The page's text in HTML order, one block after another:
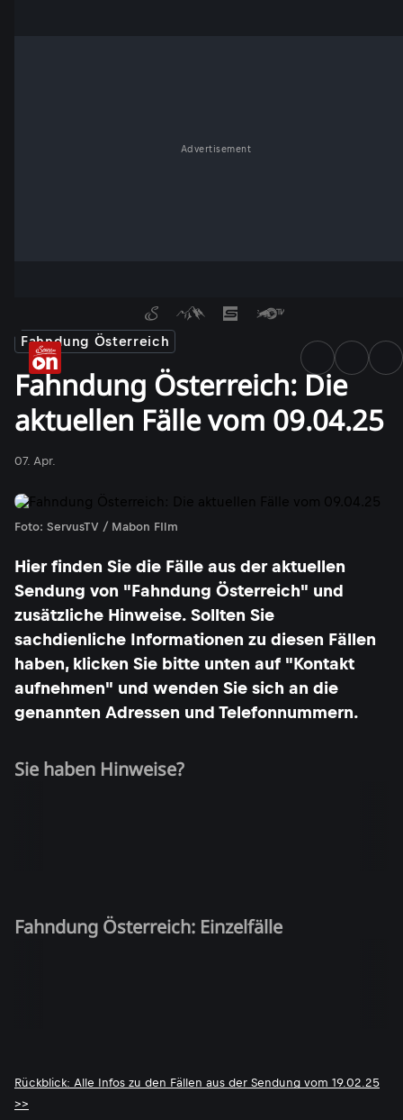
Advertisement
Fahndung Österreich
Fahndung Österreich: Die
aktuellen Fälle vom 09.04.25
07. Apr.
Foto: ServusTV / Mabon FIlm
Hier finden Sie die Fälle aus der aktuellen
Sendung von "Fahndung Österreich" und
zusätzliche Hinweise. Sollten Sie
sachdienliche Informationen zu diesen Fällen
haben, klicken Sie bitte unten auf "Kontakt
aufnehmen" und wenden Sie sich an die
genannten Adressen und Telefonnummern.
Sie haben Hinweise?
Fahndung Österreich: Einzelfälle
Rückblick: Alle Infos zu den Fällen aus der Sendung vom 19.02.25
>>